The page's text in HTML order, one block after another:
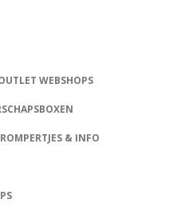
WEBSHOPS
& INFO